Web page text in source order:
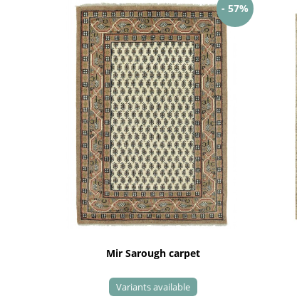
- 57%
Mir Sarough carpet
Variants available